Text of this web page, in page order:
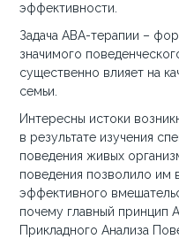
эффективности.
Задача АВА-терапии –
значимого
существенно влияет на
семьи.
Интересны истоки
в результате изучения
поведения живых
поведения позволило им
эффективного
почему главный принцип
Прикладного Анализа